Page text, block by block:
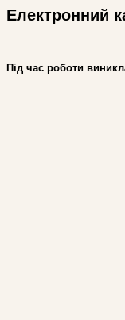
Електронний
Під час роботи